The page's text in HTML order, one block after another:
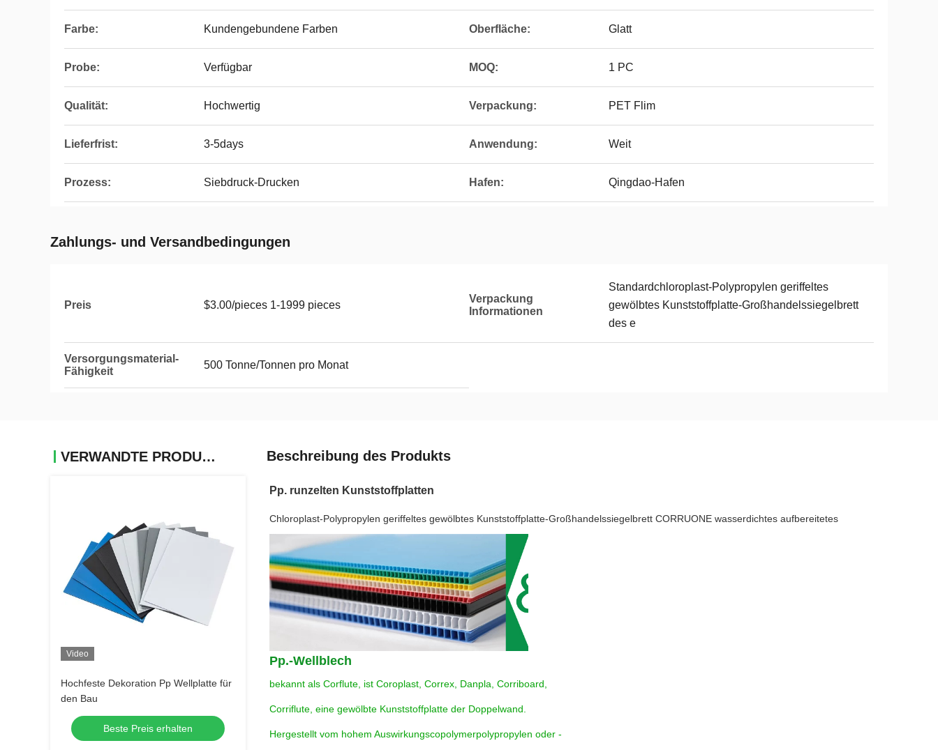
Farbe: Kundengebundene Farben Oberfläche: Glatt
Probe: Verfügbar MOQ: 1 PC
Qualität: Hochwertig Verpackung: PET Flim
Lieferfrist: 3-5days Anwendung: Weit
Prozess: Siebdruck-Drucken Hafen: Qingdao-Hafen
Zahlungs- und Versandbedingungen
Preis $3.00/pieces 1-1999 pieces
Verpackung
Informationen
Standardchloroplast-Polypropylen geriffeltes
gewölbtes Kunststoffplatte-Großhandelssiegelbrett
des e
Versorgungsmaterial-
Fähigkeit
500 Tonne/Tonnen pro Monat
VERWANDTE PRODUKTE
Video
Hochfeste Dekoration Pp Wellplatte für
den Bau
Beste Preis erhalten
Beschreibung des Produkts
Pp. runzelten Kunststoffplatten
Chloroplast-Polypropylen geriffeltes gewölbtes Kunststoffplatte-Großhandelssiegelbrett CORRUONE wasserdichtes aufbereitetes
Pp.-Wellblech
bekannt als Corflute, ist Coroplast, Correx, Danpla, Corriboard,
Corriflute, eine gewölbte Kunststoffplatte der Doppelwand.
Hergestellt vom hohem Auswirkungscopolymerpolypropylen oder -